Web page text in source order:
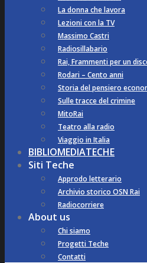
La donna che lavora
Lezioni con la TV
Massimo Castri
Radiosillabario
Rai, Frammenti per un
Rodari – Cento anni
Storia del pensiero
Sulle tracce del crimine
MitoRai
Teatro alla radio
Viaggio in Italia
BIBLIOMEDIATECHE
Siti Teche
Approdo letterario
Archivio storico OSN Rai
Radiocorriere
About us
Chi siamo
Progetti Teche
Contatti